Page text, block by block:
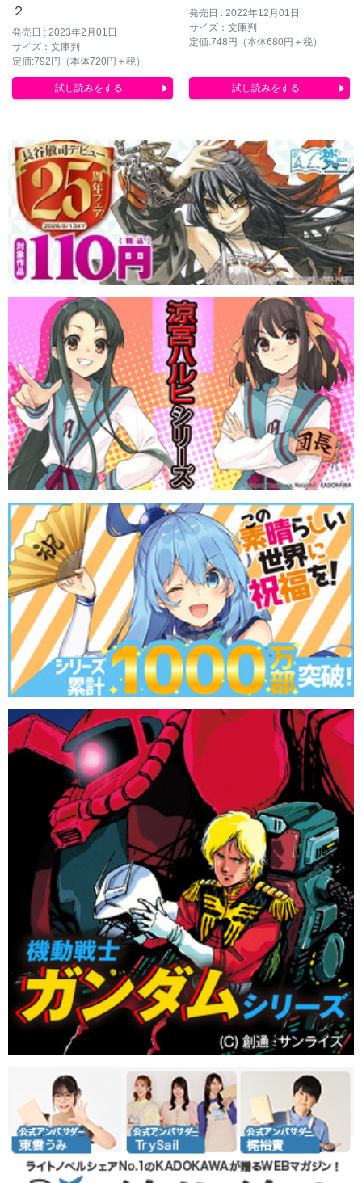
２
発売日 : 2023年2月01日
サイズ：文庫判
定価:792円（本体720円＋税）
試し読みをする
発売日 : 2022年12月01日
サイズ：文庫判
定価:748円（本体680円＋税）
試し読みをする